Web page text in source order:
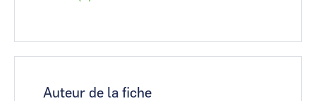
Auteur de la fiche